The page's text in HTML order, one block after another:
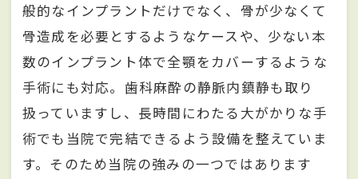
般的なインプラントだけでなく、骨が少なくて
骨造成を必要とするようなケースや、少ない本
数のインプラント体で全顎をカバーするような
手術にも対応。歯科麻酔の静脈内鎮静も取り
扱っていますし、長時間にわたる大がかりな手
術でも当院で完結できるよう設備を整えていま
す。そのため当院の強みの一つではあります